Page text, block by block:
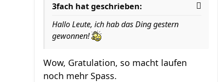
3fach hat geschrieben:
Hallo Leute, ich hab das Ding gestern
gewonnen!
Wow, Gratulation, so macht laufen
noch mehr Spass.